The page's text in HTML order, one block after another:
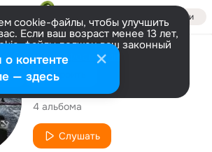
Войти
cookie-файлы, чтобы улучшить
Если ваш возраст менее 13 лет,
файлы должен ваш законный
Больше информации
Настроить
Исполнитель
B5NNYH5PE
4 альбома
Слушать
контенте
— здесь